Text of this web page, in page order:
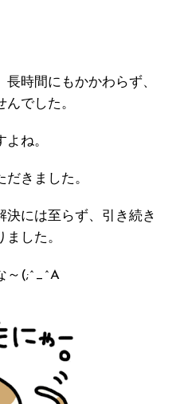
時間にもかかわらず、
でした。
ね。
きました。
決には至らず、引き続き
した。
～(;^_^A